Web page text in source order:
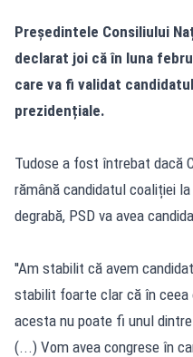
Președintele Consiliului
declarat joi că în luna
care va fi validat
prezidențiale.
Tudose a fost întrebat dacă
rămână candidatul coaliției
degrabă, PSD va avea
''Am stabilit că avem
stabilit foarte clar că în ceea
acesta nu poate fi unul
(...) Vom avea congrese în